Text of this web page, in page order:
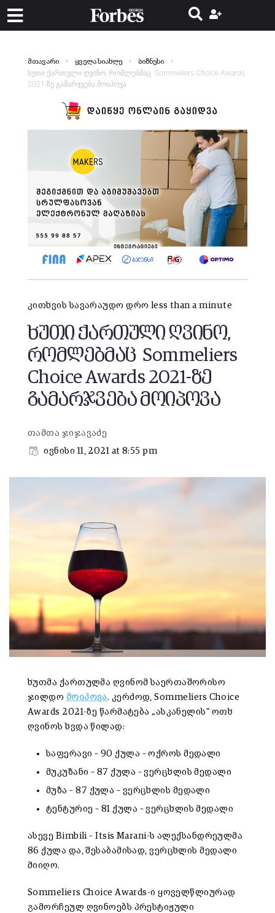
მთავარი ყველა სიახლე ბიზნესი
ხუთი ქართული ღვინო, რომლებმაც Sommeliers Choice Awards
2021-ზე გამარჯვება მოიპოვა
კითხვის სავარაუდო დრო less than a minute
ხუთი ქართული ღვინო,
რომლებმაც Sommeliers
Choice Awards 2021-ზე
გამარჯვება მოიპოვა
თამთა ჯიჯავაძე
ივნისი 11, 2021 at 8:55 pm
ხუთმა ქართულმა ღვინომ საერთაშორისო
ჯილდო მოიპოვა. კერძოდ, Sommeliers Choice
Awards 2021-ზე წარმატება „ასკანელის“ ოთხ
ღვინოს ხვდა წილად:
საფერავი – 90 ქულა – ოქროს მედალი
მუკუზანი – 87 ქულა – ვერცხლის მედალი
მუზა – 87 ქულა – ვერცხლის მედალი
ტენტურიე – 81 ქულა – ვერცხლის მედალი
ასევე Bimbili – Itsis Marani-ს ალექსანდრეულმა
86 ქულა და, შესაბამისად, ვერცხლის მედალი
მიიღო.
Sommeliers Choice Awards-ი ყოველწლიურად
გამორჩეულ ღვინოებს პრესტიჟული